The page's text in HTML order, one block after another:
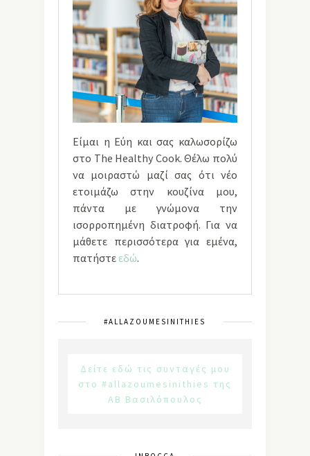
Είμαι η Εύη και σας καλωσορίζω
στο The Healthy Cook. Θέλω πολύ
να μοιραστώ μαζί σας ότι νέο
ετοιμάζω στην κουζίνα μου,
πάντα με γνώμονα την
ισορροπημένη διατροφή. Για να
μάθετε περισσότερα για εμένα,
πατήστε εδώ.
#ALLAZOUMESINITHIES
Δείτε εδώ τις συνταγές μου
στο #allazoumesinithies της
ΑΒ Βασιλόπουλος